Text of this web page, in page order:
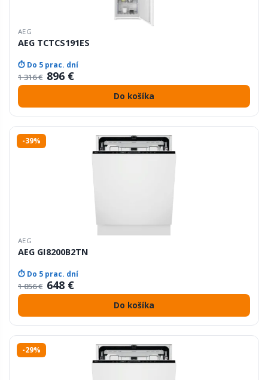
AEG
AEG TCTCS191ES
⏱ Do 5 prac. dní
1 316 € 896 €
Do košíka
-39%
AEG
AEG GI8200B2TN
⏱ Do 5 prac. dní
1 056 € 648 €
Do košíka
-29%